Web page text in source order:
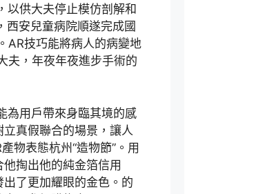
以供大夫停止模仿剖解和
西安兒童病院順遂完成國
AR技巧能將病人的病變地
夫，年夜年夜進步手術的
為用戶帶來身臨其境的感
真假聯合的場景，讓人
物表態杭州“造物節”。用
掏出他的純金箔信用
了更加耀眼的金色。的